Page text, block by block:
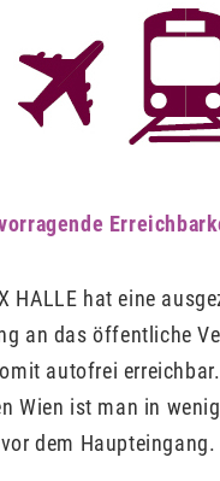
HALLE hat eine
an das öffentliche
autofrei
Wien ist man in
dem Haupteingang.